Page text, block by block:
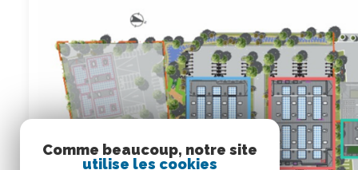
Comme beaucoup, notre site
utilise les cookies